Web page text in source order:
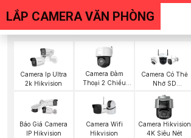
LẮP CAMERA VĂN PHÒNG
Camera Ip Ultra
2k Hikvision
Camera Đàm
Thoại 2 Chiều
Camera Có Thẻ
Nhớ SD
Báo Giá Camera
IP Hikvision
Camera Wifi
Hikvision
Camera Hikvision
4K Siêu Nét